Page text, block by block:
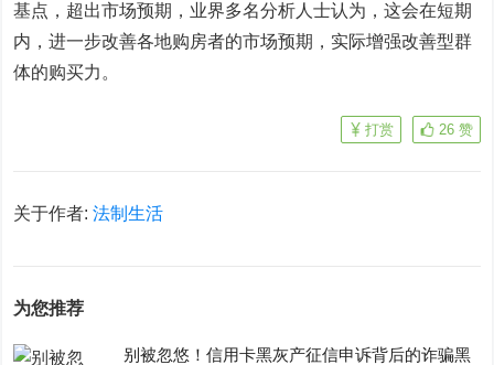
基点，超出市场预期，业界多名分析人士认为，这会在短期
内，进一步改善各地购房者的市场预期，实际增强改善型群
体的购买力。
26 赞
打赏
关于作者:法制生活
为您推荐
别被忽悠！信用卡黑灰产征信申诉背后的诈骗黑